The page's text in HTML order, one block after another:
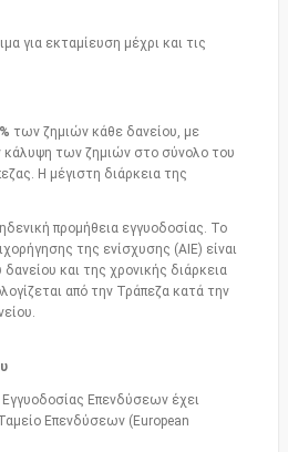
για εκταμίευση μέχρι και τις
των ζημιών κάθε δανείου, με
κάλυψη των ζημιών στο σύνολο του
Η μέγιστη διάρκεια της
προμήθεια εγγυοδοσίας. Το
της ενίσχυσης (ΑΙΕ) είναι
και της χρονικής διάρκεια
από την Τράπεζα κατά την
Εγγυοδοσίας Επενδύσεων έχει
Επενδύσεων (European